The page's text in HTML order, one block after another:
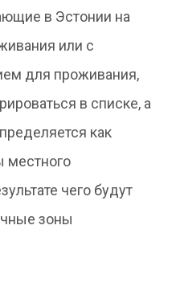
в Эстонии на
или с
для проживания,
в списке, а
как
местного
чего будут
зоны